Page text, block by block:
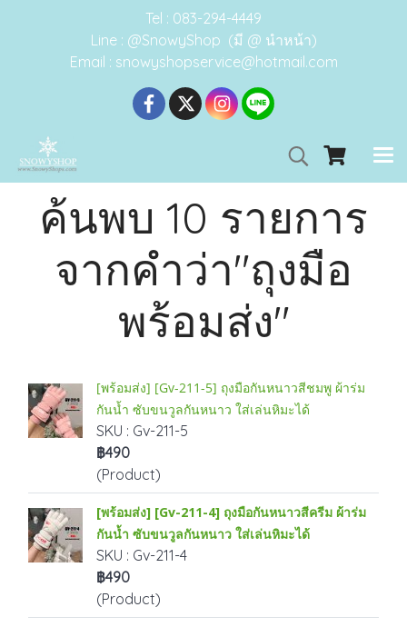
Tel : 083-294-4449
Line : @SnowyShop (มี @ นำหน้า)
Email : snowyshopservice@hotmail.com
ค้นพบ 10 รายการ
จากคำว่า"ถุงมือ
พร้อมส่ง"
[พร้อมส่ง] [Gv-211-5] ถุงมือกันหนาวสีชมพู ผ้าร่ม
กันน้ำ ซับขนวูลกันหนาว ใส่เล่นหิมะได้
SKU : Gv-211-5
฿490
(Product)
[พร้อมส่ง] [Gv-211-4] ถุงมือกันหนาวสีครีม ผ้าร่ม
กันน้ำ ซับขนวูลกันหนาว ใส่เล่นหิมะได้
SKU : Gv-211-4
฿490
(Product)